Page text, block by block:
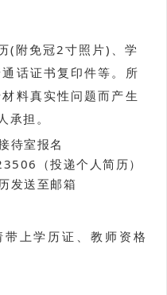
(附免冠2寸照片)、学
话证书复印件等。所
料真实性问题而产生
承担。
待室报名
（投递个人简历）
发送至邮箱
上学历证、教师资格